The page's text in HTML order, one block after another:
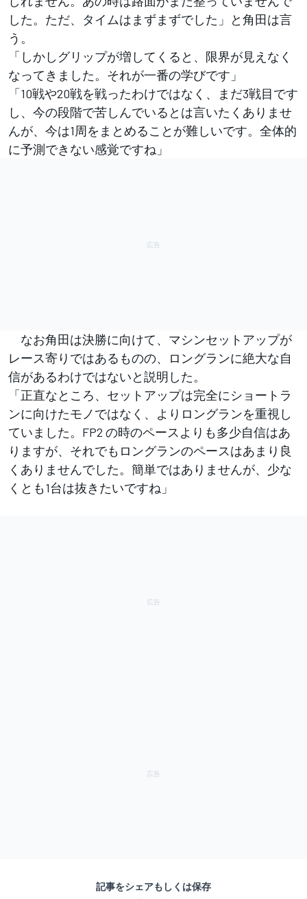
した。ただ、タイムはまずまずでした」と角田は言
う。
「しかしグリップが増してくると、限界が見えなく
なってきました。それが一番の学びです」
「10戦や20戦を戦ったわけではなく、まだ3戦目です
し、今の段階で苦しんでいるとは言いたくありませ
んが、今は1周をまとめることが難しいです。全体的
に予測できない感覚ですね」
なお角田は決勝に向けて、マシンセットアップが
レース寄りではあるものの、ロングランに絶大な自
信があるわけではないと説明した。
「正直なところ、セットアップは完全にショートラ
ンに向けたモノではなく、よりロングランを重視し
ていました。FP2 の時のペースよりも多少自信はあ
りますが、それでもロングランのペースはあまり良
くありませんでした。簡単ではありませんが、少な
くとも1台は抜きたいですね」
記事をシェアもしくは保存